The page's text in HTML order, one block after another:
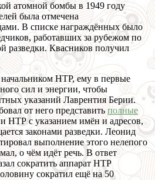
атомной бомбы в 1949 году
была отмечена
В списке награждённых было
работавших за рубежом по
разведки. Квасников получил
НТР, ему в первые
сил и энергии, чтобы
указаний Лаврентия Берии.
от него представитьполные
НТР с указанием имён и адресов,
законами разведки. Леонид
выполнение этого нелепого
о чём идёт речь. В ответ
сократить аппарат НТР
сократил ещё на 50